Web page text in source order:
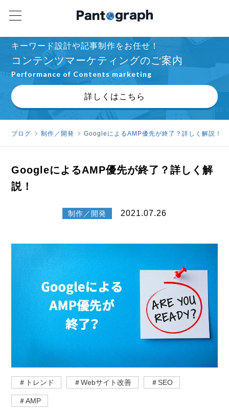
キーワード設計や記事制作をお任せ！
コンテンツマーケティングのご案内
Performance of Contents marketing
詳しくはこちら
ブログ 制作／開発 GoogleによるAMP優先が終了？詳しく解説！
GoogleによるAMP優先が終了？詳しく解
説！
制作／開発 2021.07.26
＃トレンド ＃Webサイト改善 ＃SEO
＃AMP